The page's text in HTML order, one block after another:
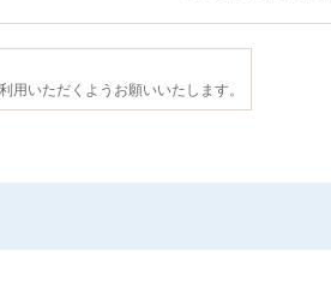
用いただくようお願いいたします。